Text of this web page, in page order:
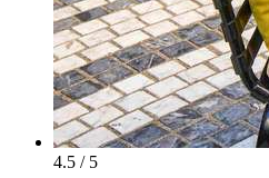
4.5 / 5